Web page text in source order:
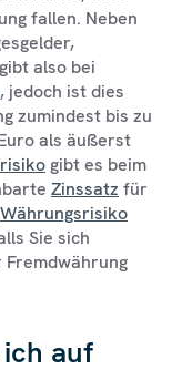
fallen. Neben
also bei
, jedoch ist dies
zumindest bis zu
als äußerst
gibt es beim
Zinssatz für
Währungsrisiko
Sie sich
auf